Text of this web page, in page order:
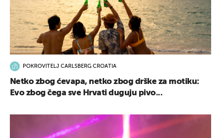
POKROVITELJ CARLSBERG CROATIA
Netko zbog ćevapa, netko zbog drške za motiku:
Evo zbog čega sve Hrvati duguju pivo...